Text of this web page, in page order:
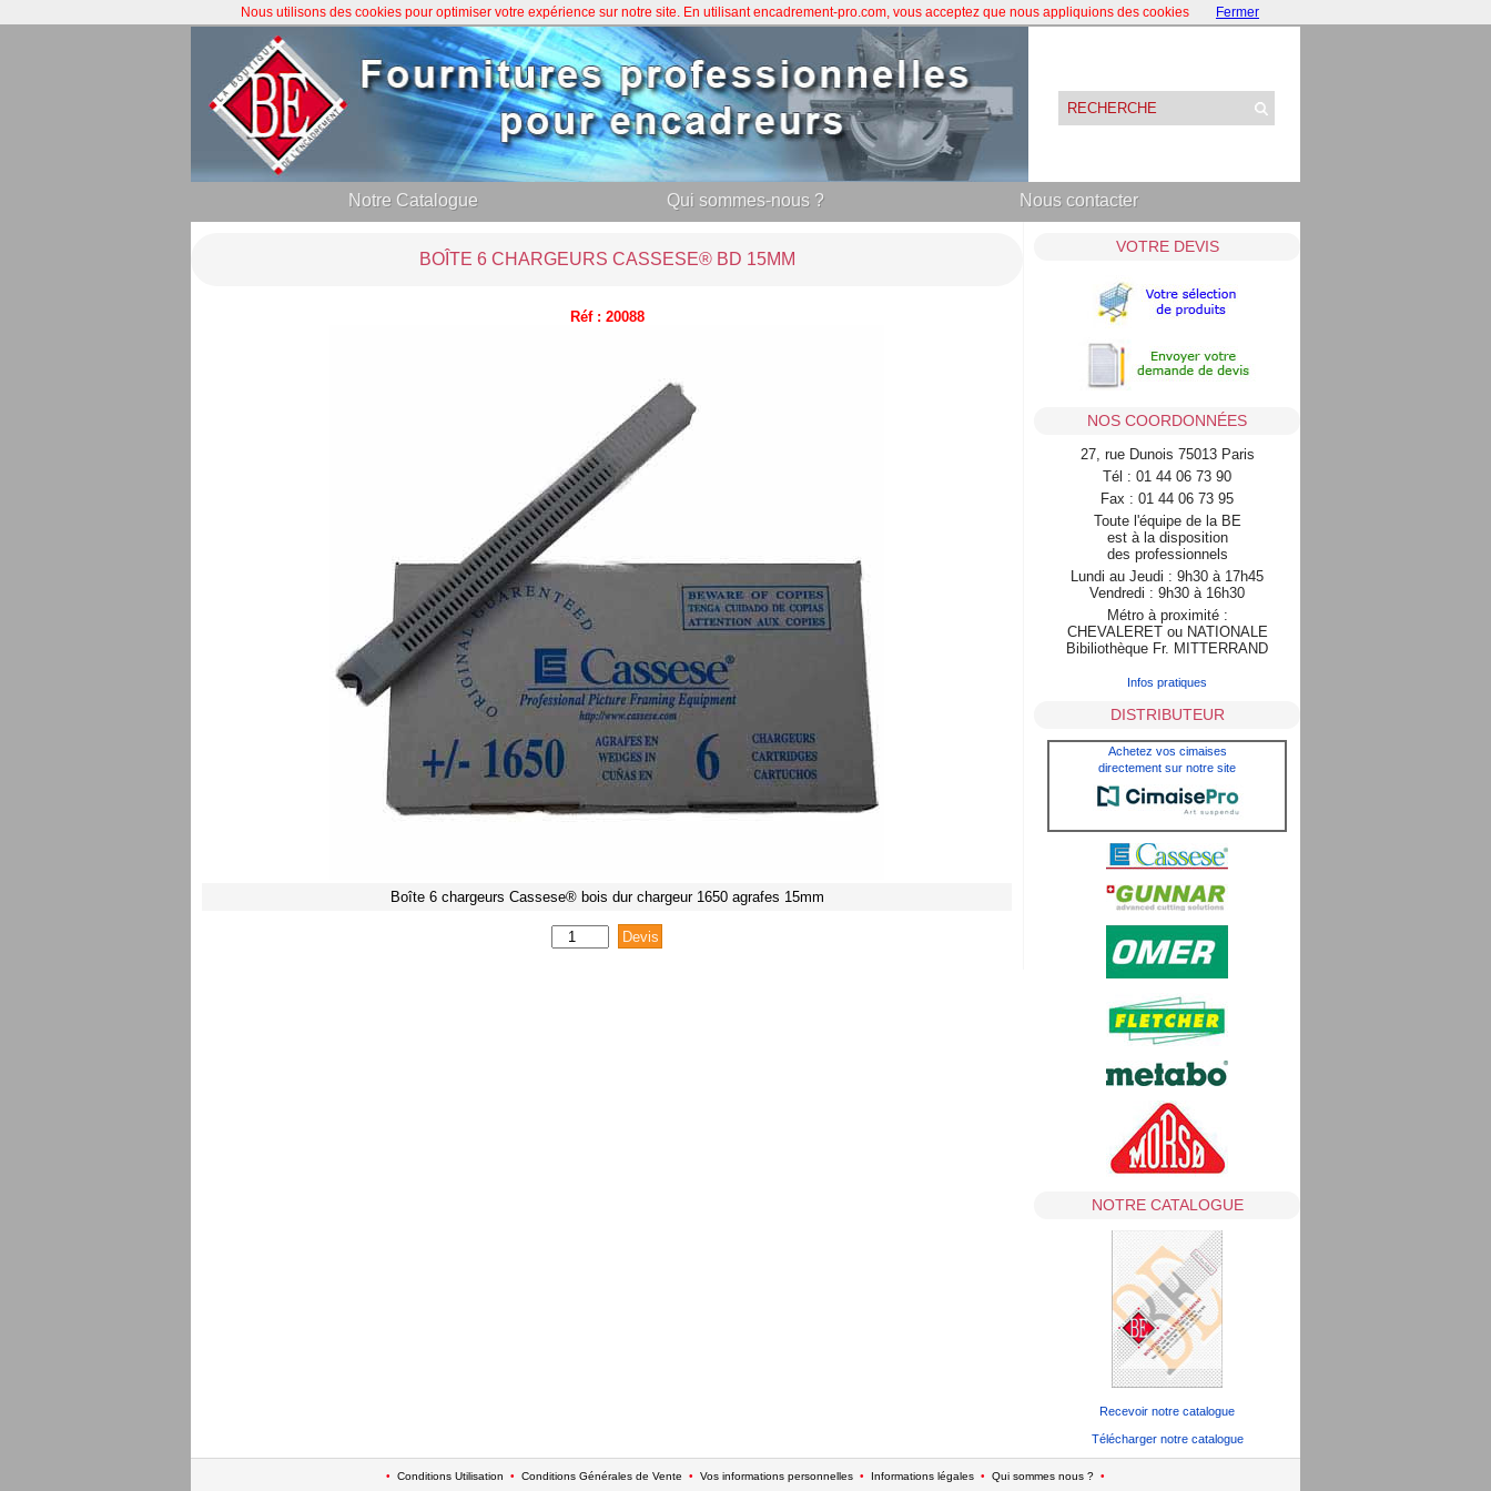
Notre Catalogue Qui sommes-nous ? Nous contacter
BOÎTE 6 CHARGEURS CASSESE® BD 15MM
Réf : 20088
Boîte 6 chargeurs Cassese® bois dur chargeur 1650 agrafes 15mm
VOTRE DEVIS
NOS COORDONNÉES
27, rue Dunois 75013 Paris
Tél : 01 44 06 73 90
Fax : 01 44 06 73 95
Toute l'équipe de la BE
est à la disposition
des professionnels
Lundi au Jeudi : 9h30 à 17h45
Vendredi : 9h30 à 16h30
Métro à proximité :
CHEVALERET ou NATIONALE
Bibiliothèque Fr. MITTERRAND
Infos pratiques
DISTRIBUTEUR
Achetez vos cimaises
directement sur notre site
NOTRE CATALOGUE
Recevoir notre catalogue
Télécharger notre catalogue
• Conditions Utilisation • Conditions Générales de Vente • Vos informations personnelles • Informations légales • Qui sommes nous ? •
Nous utilisons des cookies pour optimiser votre expérience sur notre site. En utilisant encadrement-pro.com, vous acceptez que nous appliquions des cookies Fermer